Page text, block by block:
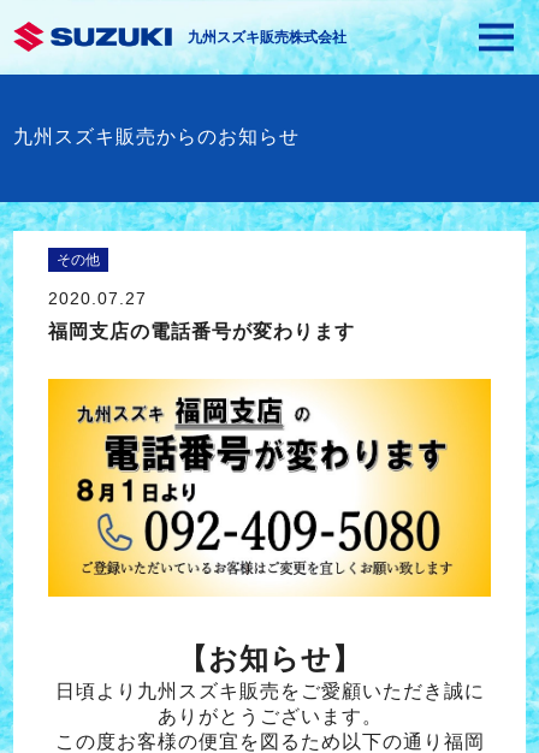
九州スズキ販売株式会社
九州スズキ販売からのお知らせ
その他
2020.07.27
福岡支店の電話番号が変わります
【お知らせ】
日頃より九州スズキ販売をご愛顧いただき誠に
ありがとうございます。
この度お客様の便宜を図るため以下の通り福岡